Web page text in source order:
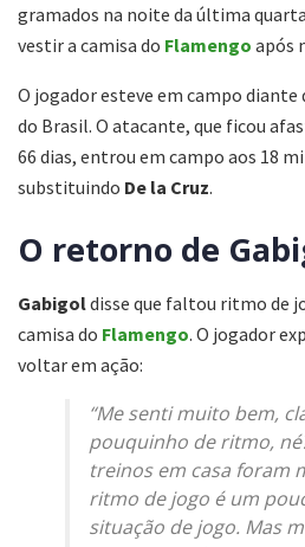
gramados na noite da última
vestir a camisa do Flamengo após
O jogador esteve em campo diante
do Brasil. O atacante, que ficou
66 dias, entrou em campo aos 18
substituindo De la Cruz.
O retorno de
Gabigoldisse que faltou ritmo de
camisa do Flamengo. O jogador
voltar em ação:
“Me senti muito bem,
pouquinho de ritmo,
treinos em casa foram
ritmo de jogo é um
situação de jogo. Mas